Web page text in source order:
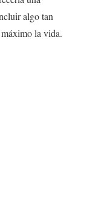
algo tan
la vida.